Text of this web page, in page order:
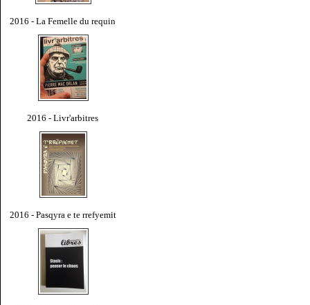
2016 - La Femelle du requin
2016 - Livr'arbitres
2016 - Pasqyra e te rrefyemit